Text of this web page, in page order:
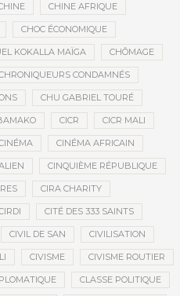
CHINE AFRIQUE
CHOC ÉCONOMIQUE
KOKALLA MAÏGA CHÔMAGE
CONDAMNÉS
CHU GABRIEL TOURÉ
CICR CICR MALI
CINÉMA AFRICAIN
CINQUIÈME RÉPUBLIQUE
CIRA CHARITY
CITÉ DES 333 SAINTS
CIVIL DE SAN CIVILISATION
CIVISME CIVISME ROUTIER
CLASSE POLITIQUE